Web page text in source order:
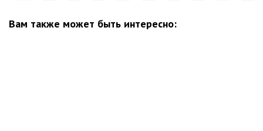
Вам также может быть интересно: